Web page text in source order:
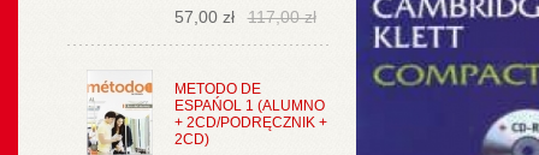
57,00 zł 117,00 zł
METODO DE
ESPAŃOL 1 (ALUMNO
+ 2CD/PODRĘCZNIK +
2CD)